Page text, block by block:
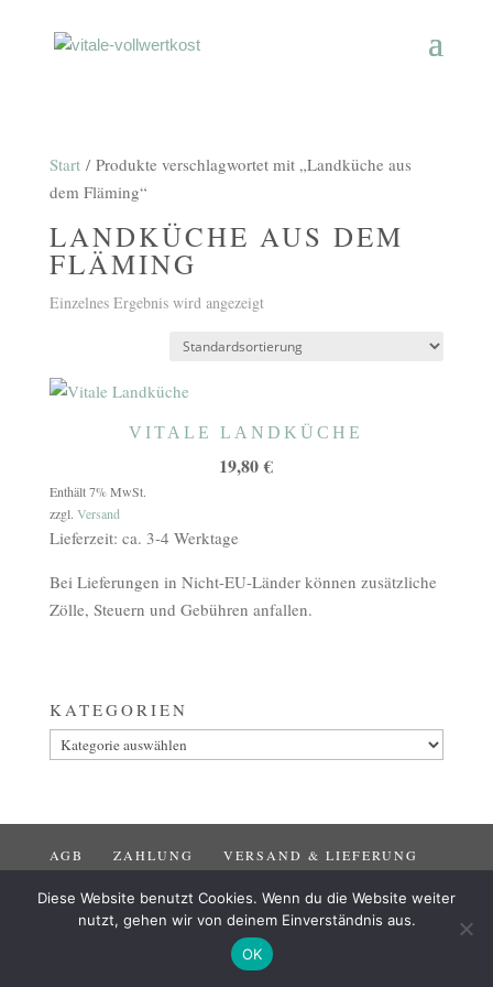
Start/ Produkte verschlagwortet mit „Landküche aus
dem Fläming“
LANDKÜCHE AUS DEM
FLÄMING
Einzelnes Ergebnis wird angezeigt
VITALE LANDKÜCHE
19,80€
Enthält 7% MwSt.
zzgl. Versand
Lieferzeit: ca. 3-4 Werktage
Bei Lieferungen in Nicht-EU-Länder können zusätzliche
Zölle, Steuern und Gebühren anfallen.
KATEGORIEN
Kategorien
AGB ZAHLUNG
VERSAND & LIEFERUNG
Diese Website benutzt Cookies. Wenn du die Website weiter
nutzt, gehen wir von deinem Einverständnis aus.
OK